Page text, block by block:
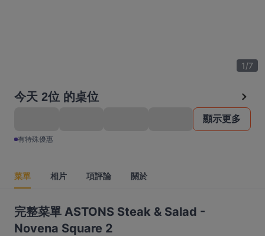
1/7
今天 2位 的桌位
顯示更多
有特殊優惠
菜單 相片 項評論 關於
完整菜單 ASTONS Steak & Salad -
Novena Square 2